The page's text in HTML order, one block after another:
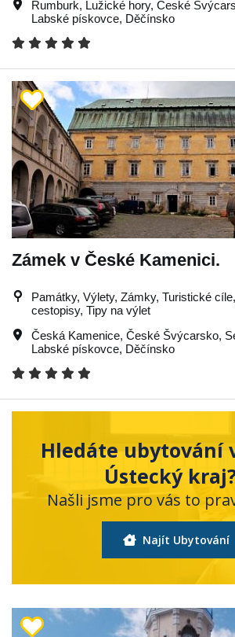
Rumburk, Lužické hory, České
Labské pískovce, Děčínsko
Zámek v České Kamenici.
Památky, Výlety, Zámky, Turistické
cestopisy, Tipy na výlet
Česká Kamenice, České Švýcarsko,
Labské pískovce, Děčínsko
Hledáte ubytování
Ústecký
Našli jsme pro vás to
Najít Ubytování